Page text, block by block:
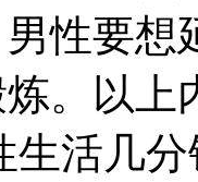
性要想
。以上
生活几